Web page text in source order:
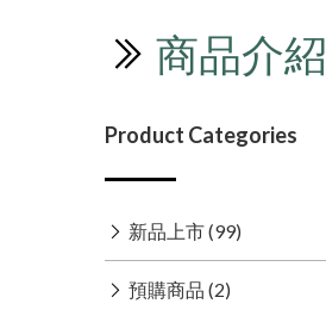
商品介紹
Product Categories
新品上市 (99)
預購商品 (2)